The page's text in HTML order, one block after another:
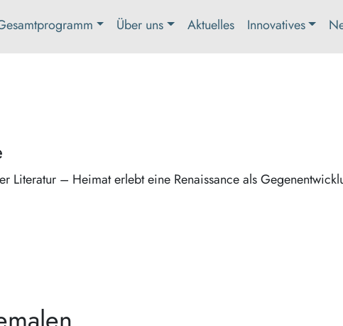
Über uns Aktuelles Innovatives
– Heimat erlebt eine Renaissance als